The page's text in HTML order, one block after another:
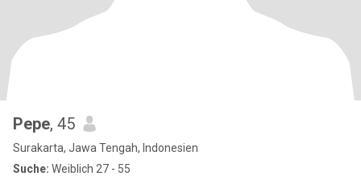
Pepe, 45
Surakarta, Jawa Tengah, Indonesien
Suche: Weiblich 27 - 55